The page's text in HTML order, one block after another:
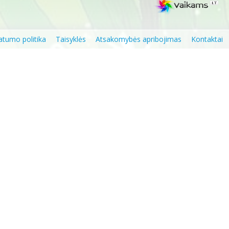
politika Taisyklės Atsakomybės apribojimas Kontaktai